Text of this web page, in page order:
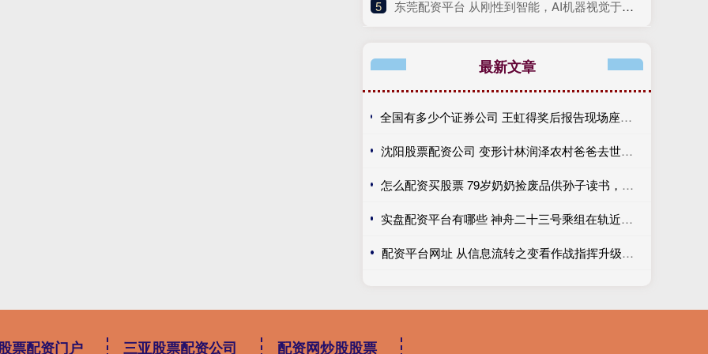
5 ​东莞配资平台 从刚性到智能，AI机器视觉于流程革命中，完成制造生态的范式转移
最新文章
全国有多少个证券公司 王虹得奖后报告现场座无虚席，导师满脸笑意在门外扒窗聆听，听课学生：全手写PPT如画图大师，45分钟干货满满
沈阳股票配资公司 变形计林润泽农村爸爸去世，妈妈直播撑家，当年吃六碗饭今成遗憾！
怎么配资买股票 79岁奶奶捡废品供孙子读书，他逆袭成网红带她享福，看哭无数人！
实盘配资平台有哪些 神舟二十三号乘组在轨近两月&#32;各项工作有序推进
配资平台网址 从信息流转之变看作战指挥升级重塑：“中军帐”静下来了
票配资门户 三亚股票配资公司 配资网炒股股票